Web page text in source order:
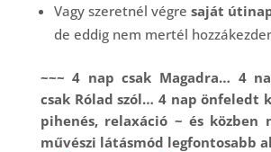
Vagy szeretnél végre saját
de eddig nem mertél
~~~ 4 nap csak Magadra… 4
csak Rólad szól… 4 nap önfeledt
pihenés, relaxáció ~ és közben
művészi látásmód legfontosabb